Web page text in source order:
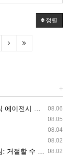
정렬
+
08.06
슬롯.COM〃
08.05
08.04
08.02
08.02
은혜의 시작